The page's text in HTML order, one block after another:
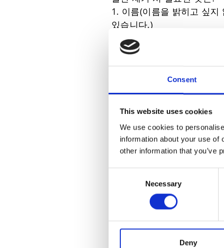
Consent
This website uses cookies
We use cookies to
information about your use of
other information that you’ve
Necessary
Deny
1. 이름(이름을 밝히고 싶
있습니다.)
2. 연락 정보(예: 전화번호,
3. 거주하는 국가 및 도시,
4. 인권, 환경, 건강 또는 안
료를 제출하십시오.
5. 제보자 또는 영향을 받는
여기에 서면으로 불만을 제
불만사항은 어떻게 처리되
1. 메시지를 받은 후 24시
3. 심층적인 조사가 필요
정할 것입니다. 이러한 조
DEICHMANN은 모든 측
5. DEICHMANN 그룹의